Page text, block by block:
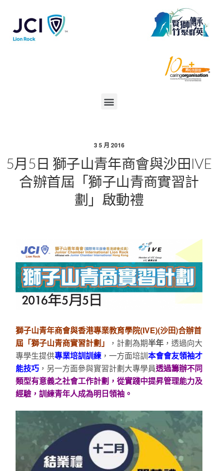
3 5 月 2016
5月5日 獅子山青年商會與沙田IVE
合​辦首屆「獅子山青商實習計
劃」啟動禮
獅子山青年商會與香港專業教育學院(IVE)(沙田)合辦首
屆「獅子山青商實習計劃」
，計劃為期半年 ，透過向大
專學生提供專業培訓訓練 ，一方面培訓本會會友領袖才
能技巧 ，另一方面參與實習計劃大專學員透過籌辦不同
類型有意義之社會工作計劃，從實踐中提昇管理能力及
經驗，訓練青年人成為明日領袖。